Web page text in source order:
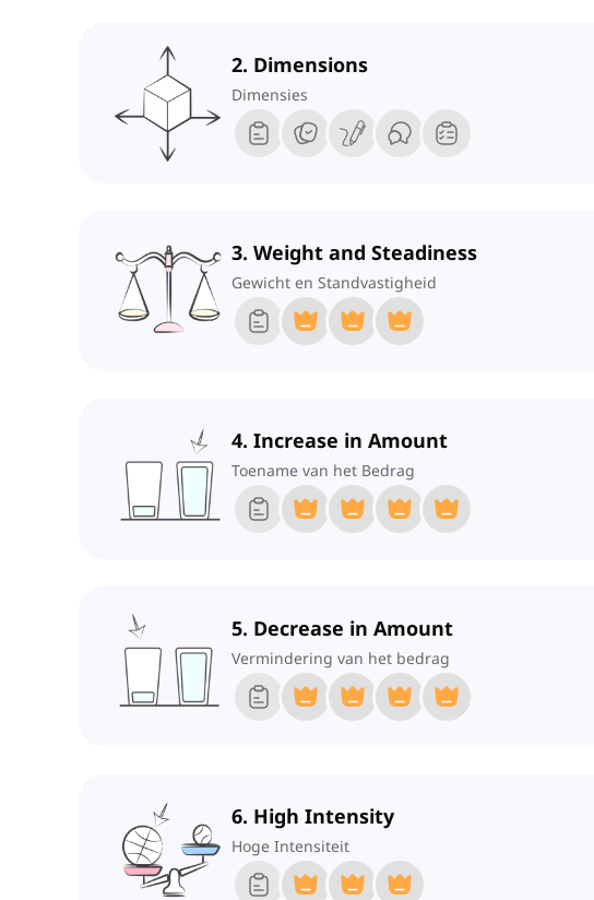
2. Dimensions
Dimensies
3. Weight and Steadiness
Gewicht en Standvastigheid
4. Increase in Amount
Toename van het Bedrag
5. Decrease in Amount
Vermindering van het bedrag
6. High Intensity
Hoge Intensiteit